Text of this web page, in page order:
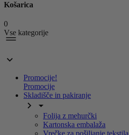
Košarica
0
Vse kategorije

Promocije!
Promocije
Skladišče in pakiranje
 
Folija z mehurčki
Kartonska embalaža